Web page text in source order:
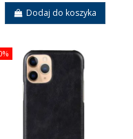
Dodaj do koszyka